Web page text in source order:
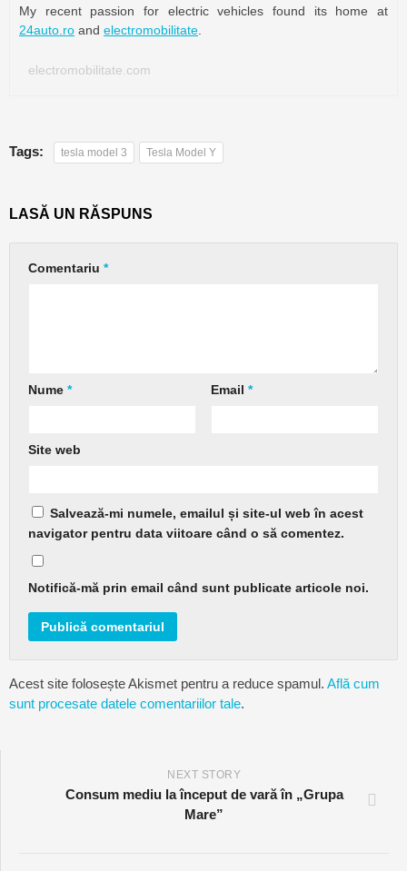
My recent passion for electric vehicles found its home at
24auto.ro and electromobilitate
electromobilitate.com
Tags: tesla model 3 Tesla Model Y
LASĂ UN RĂSPUNS
Comentariu *
Nume * Email *
Site web
Salvează-mi numele, emailul și site-ul web în acest
navigator pentru data viitoare când o să comentez.
Notifică-mă prin email când sunt publicate articole noi.
Acest site folosește Akismet pentru a reduce spamul. Află cum
sunt procesate datele comentariilor tale.
NEXT STORY
Consum mediu la început de vară în „Grupa
Mare”